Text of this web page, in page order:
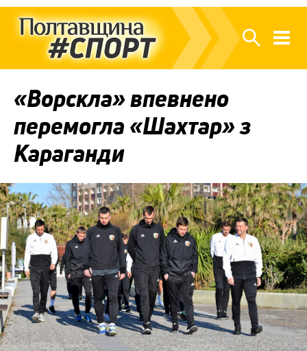
«Ворскла» впевнено
перемогла «Шахтар» з
Караганди